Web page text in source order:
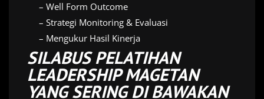
– Well Form Outcome
– Strategi Monitoring & Evaluasi
– Mengukur Hasil Kinerja
SILABUS PELATIHAN
LEADERSHIP MAGETAN
YANG SERING DI BAWAKAN